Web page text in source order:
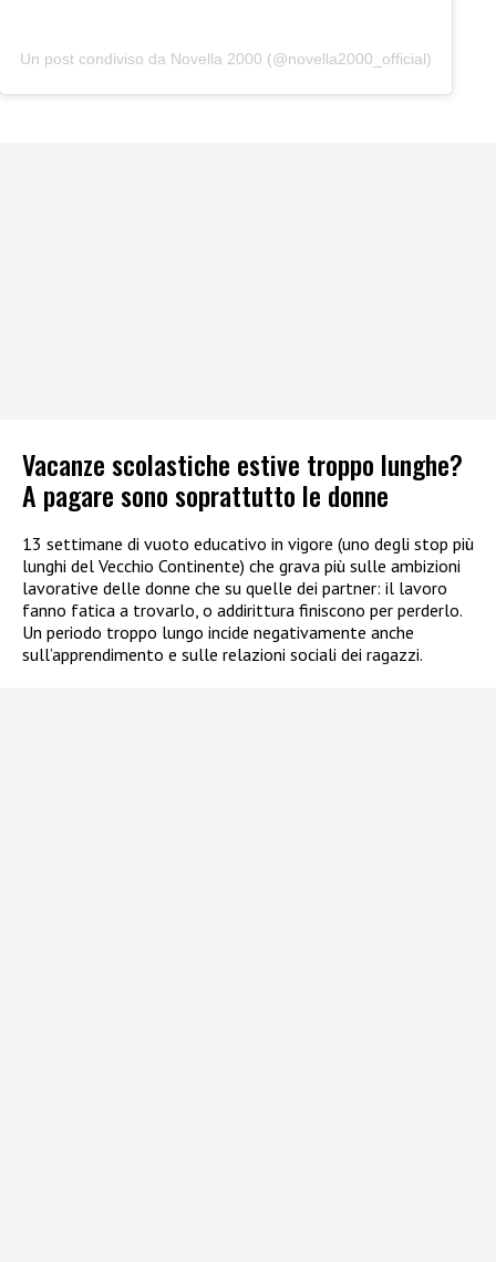
Un post condiviso da Novella 2000 (@novella2000_official)
Vacanze scolastiche estive troppo lunghe?
A pagare sono soprattutto le donne
13 settimane di vuoto educativo in vigore (uno degli stop più
lunghi del Vecchio Continente) che grava più sulle ambizioni
lavorative delle donne che su quelle dei partner: il lavoro
fanno fatica a trovarlo, o addirittura finiscono per perderlo.
Un periodo troppo lungo incide negativamente anche
sull’apprendimento e sulle relazioni sociali dei ragazzi.